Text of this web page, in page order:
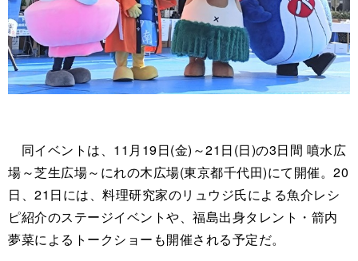
同イベントは、11月19日(金)～21日(日)の3日間 噴水広
場～芝生広場～にれの木広場(東京都千代田)にて開催。20
日、21日には、料理研究家のリュウジ氏による魚介レシ
ピ紹介のステージイベントや、福島出身タレント・箭内
夢菜によるトークショーも開催される予定だ。